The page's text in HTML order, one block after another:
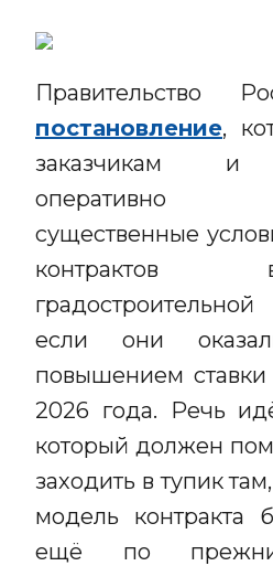
Правительство
постановление,
заказчикам и
оперативно
существенные
если они
повышением
2026 года. Речь
который должен
заходить в тупик
модель контракта
ещё по